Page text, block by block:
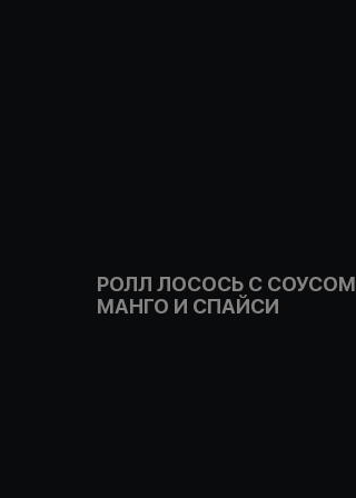
РОЛЛ ЛОСОСЬ С СОУСОМ
МАНГО И СПАЙСИ